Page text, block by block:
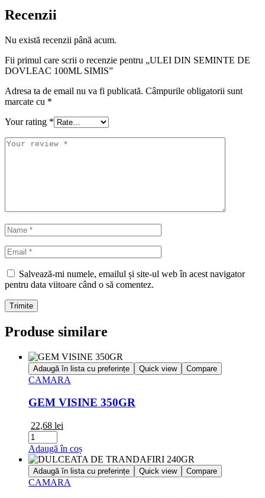
SIMIS
Recenzii
Nu există recenzii până acum.
Fii primul care scrii o recenzie pentru „ULEI DIN SEMINTE DE
DOVLEAC 100ML SIMIS”
Adresa ta de email nu va fi publicată. Câmpurile obligatorii sunt
marcate cu *
Your rating *
Salvează-mi numele, emailul și site-ul web în acest navigator
pentru data viitoare când o să comentez.
Produse similare
Adaugă în lista cu preferințe Quick view Compare
CAMARA
GEM VISINE 350GR
22,68 lei
Cantitate
GEM
VISINE
350GR
Adaugă în coș
Adaugă în lista cu preferințe Quick view Compare
CAMARA